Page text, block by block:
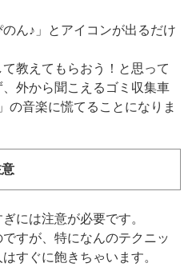
ん♪」とアイコンが出るだけ
教えてもらおう！と思って
外から聞こえるゴミ収集車
の音楽に慌てることになりま
には注意が必要です。
すが、特になんのテクニッ
すぐに飽きちゃいます。